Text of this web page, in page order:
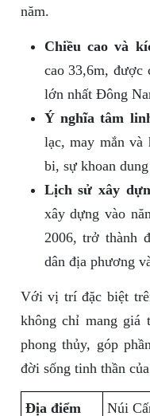
năm.
Chiều cao và
cao 33,6m, được
lớn nhất Đông
Ý nghĩa tâm
lạc, may mắn và
bi, sự khoan
Lịch sử xây
xây dựng vào
2006, trở thành
dân địa phương
Với vị trí đặc biệt
không chỉ mang
phong thủy, góp
đời sống tinh thần
Địa điểm Núi